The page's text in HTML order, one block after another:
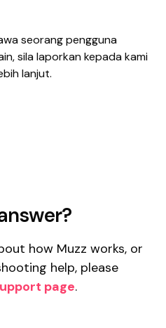
seorang pengguna
sila laporkan kepada kami
lanjut.
how Muzz works, or
help, please
page.